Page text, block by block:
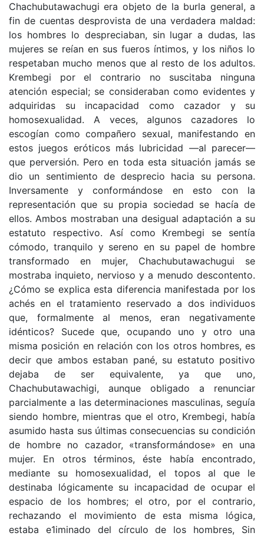
Chachubutawachugi era objeto de la burla general, a
fin de cuentas desprovista de una verdadera maldad:
los hombres lo despreciaban, sin lugar a dudas, las
mujeres se reían en sus fueros íntimos, y los niños lo
respetaban mucho menos que al resto de los adultos.
Krembegi por el contrario no suscitaba ninguna
atención especial; se consideraban como evidentes y
adquiridas su incapacidad como cazador y su
homosexualidad. A veces, algunos cazadores lo
escogían como compañero sexual, manifestando en
estos juegos eróticos más lubricidad —al parecer—
que perversión. Pero en toda esta situación jamás se
dio un sentimiento de desprecio hacia su persona.
Inversamente y conformándose en esto con la
representación que su propia sociedad se hacía de
ellos. Ambos mostraban una desigual adaptación a su
estatuto respectivo. Así como Krembegi se sentía
cómodo, tranquilo y sereno en su papel de hombre
transformado en mujer, Chachubutawachugui se
mostraba inquieto, nervioso y a menudo descontento.
¿Cómo se explica esta diferencia manifestada por los
achés en el tratamiento reservado a dos individuos
que, formalmente al menos, eran negativamente
idénticos? Sucede que, ocupando uno y otro una
misma posición en relación con los otros hombres, es
decir que ambos estaban pané, su estatuto positivo
dejaba de ser equivalente, ya que uno,
Chachubutawachigi, aunque obligado a renunciar
parcialmente a las determinaciones masculinas, seguía
siendo hombre, mientras que el otro, Krembegi, había
asumido hasta sus últimas consecuencias su condición
de hombre no cazador, «transformándose» en una
mujer. En otros términos, éste había encontrado,
mediante su homosexualidad, el topos al que le
destinaba lógicamente su incapacidad de ocupar el
espacio de los hombres; el otro, por el contrario,
rechazando el movimiento de esta misma lógica,
estaba e1iminado del círculo de los hombres, Sin